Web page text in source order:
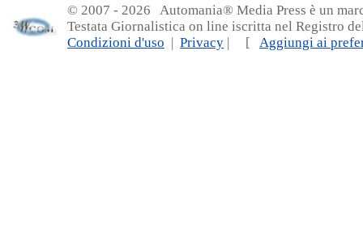
© 2007 - 2026 Automania® Media Press è un
Testata Giornalistica on line iscritta nel Registro
Condizioni d'uso | Privacy | [ Aggiungi ai